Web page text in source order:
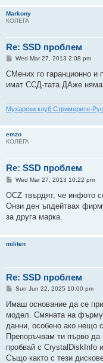
Markony
КОЛЕГА
Re: SSD проблем
P
s
Wed Mar 27, 2013 2:08 pm
СМених го гаранционно и
имат ССД-тата.ДАже
Мухарски клуб Стримерите-
emzo
КОЛЕГА
Re: SSD проблем
P
s
Wed Mar 27, 2013 10:22 pm
OCZ твърдят, че инфото
Онзи ден ъпдейтвах
за друга марка.
militen
Re: SSD проблем
P
s
Sun Jun 22, 2025 10:00 pm
Имаш основание да се
модел. Смяната на
данни, особено ако нещо
Препоръчвам ти първо да
пробвай с CrystalDiskInfo
Също както с тези